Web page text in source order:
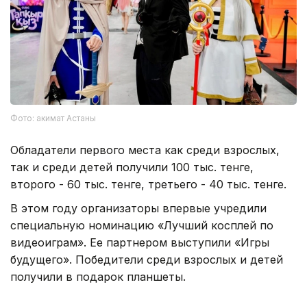
Фото: акимат Астаны
Обладатели первого места как среди взрослых,
так и среди детей получили 100 тыс. тенге,
второго - 60 тыс. тенге, третьего - 40 тыс. тенге.
В этом году организаторы впервые учредили
специальную номинацию «Лучший косплей по
видеоиграм». Ее партнером выступили «Игры
будущего». Победители среди взрослых и детей
получили в подарок планшеты.